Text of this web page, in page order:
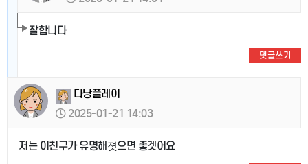
잘합니다
댓글쓰기
다낭플레이
2025-01-21 14:03
저는 이친구가 유명해졋으면 좋겟어요